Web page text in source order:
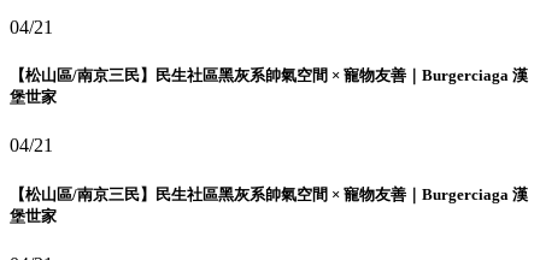
04/21
【松山區/南京三民】民生社區黑灰系帥氣空間 × 寵物友善｜Burgerciaga 漢
堡世家
04/21
【松山區/南京三民】民生社區黑灰系帥氣空間 × 寵物友善｜Burgerciaga 漢
堡世家